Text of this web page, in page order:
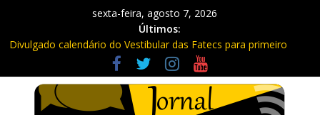
sexta-feira, agosto 7, 2026
Últimos:
Divulgado calendário do Vestibular das Fatecs para primeiro
Mapa da Desigualdade da Grande SP: Vargem Grande Paulista
em boa posição. Cotia entre as últimas do ranking
Morador denuncia furto de cabos em postes na Estrada da